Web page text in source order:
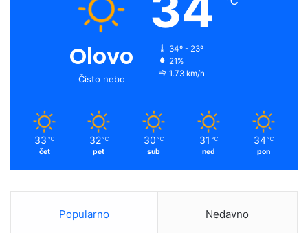
Olovo
Čisto nebo
34º - 23º
21%
1.73 km/h
33 ℃
čet
32 ℃
pet
30 ℃
sub
31 ℃
ned
34 ℃
pon
Popularno Nedavno